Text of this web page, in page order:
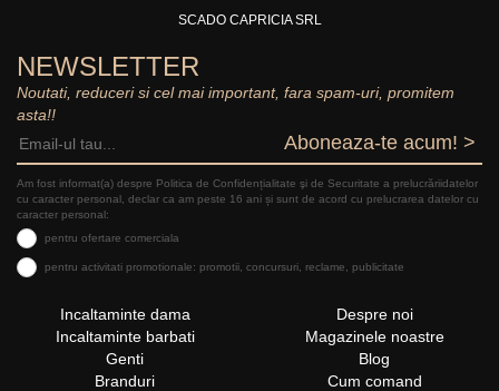
SCADO CAPRICIA SRL
NEWSLETTER
Noutati, reduceri si cel mai important, fara spam-uri, promitem
asta!!
Aboneaza-te acum! >
Am fost informat(a) despre Politica de Confidențialitate şi de Securitate a prelucrăriidatelor
cu caracter personal, declar ca am peste 16 ani și sunt de acord cu prelucrarea datelor cu
caracter personal:
pentru ofertare comerciala
pentru activitati promotionale: promotii, concursuri, reclame, publicitate
Incaltaminte dama
Incaltaminte barbati
Genti
Branduri
Despre noi
Magazinele noastre
Blog
Cum comand